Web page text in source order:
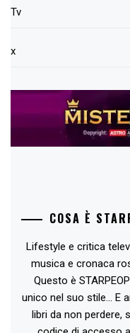
Tv
x
COSA È
Lifestyle e critica
musica e cronaca
Questo è
unico nel suo stile... E
libri da non perdere,